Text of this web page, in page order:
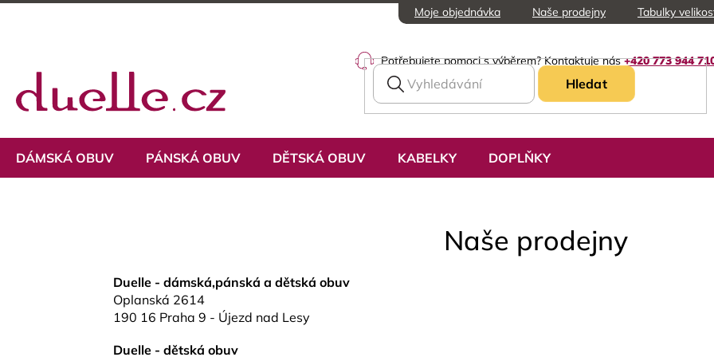
Přejít
Moje objednávka Naše prodejny Tabulky
Potřebujete pomoci s výběrem? Kontaktuje nás+420 773 944
Hledat
DÁMSKÁ OBUV PÁNSKÁ OBUV DĚTSKÁ OBUV KABELKY DOPLŇKY
Naše prodejny
Duelle - dámská,pánská a dětská obuv
Oplanská 2614
190 16 Praha 9 - Újezd nad Lesy
Duelle - dětská obuv